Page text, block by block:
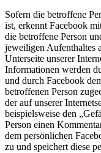
Sofern die betroffene
ist, erkennt Facebook
die betroffene Person
jeweiligen Aufenthaltes
Unterseite unserer
Informationen werden
und durch Facebook
betroffenen Person
der auf unserer
beispielsweise den
Person einen
dem persönlichen
zu und speichert diese